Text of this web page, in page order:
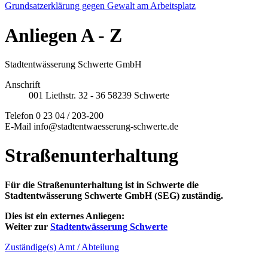
Grundsatzerklärung gegen Gewalt am Arbeitsplatz
AnliegenA - Z
Stadtentwässerung Schwerte GmbH
Anschrift
001 Liethstr. 32 - 36 58239 Schwerte
Telefon 0 23 04 / 203-200
E-Mail info@stadtentwaesserung-schwerte.de
Straßenunterhaltung
Für die Straßenunterhaltung ist in Schwerte die
Stadtentwässerung Schwerte GmbH (SEG) zuständig.
Dies ist ein externes Anliegen:
Weiter zur Stadtentwässerung Schwerte
Zuständige(s) Amt / Abteilung